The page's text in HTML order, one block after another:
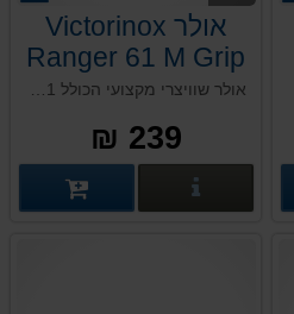
אולר Victorinox
Ranger 61 M Grip
239 ₪
פרטים נוספים